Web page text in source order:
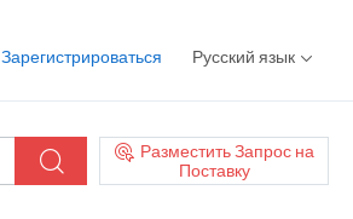
Зарегистрироваться Русский язык
Разместить Запрос на
Поставку